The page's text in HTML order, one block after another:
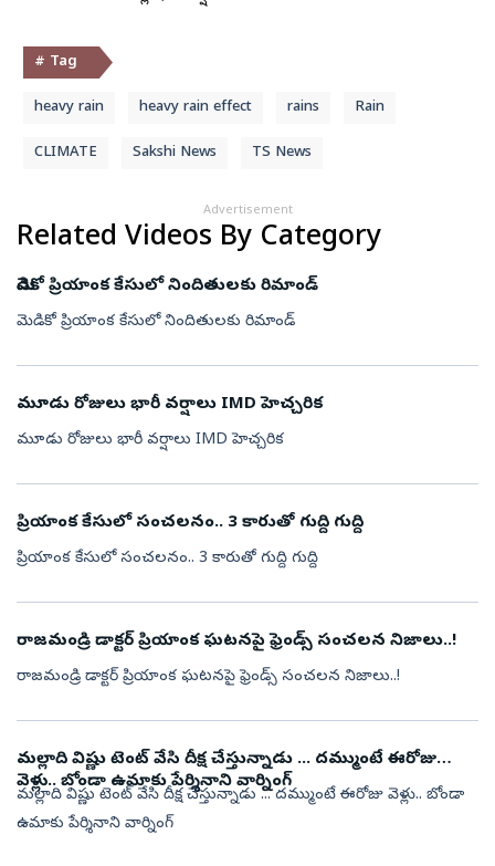
# Tag
heavy rain heavy rain effect rains Rain
CLIMATE Sakshi News TS News
Advertisement
Related Videos By Category
మెడికో ప్రియాంక కేసులో నిందితులకు రిమాండ్
మెడికో ప్రియాంక కేసులో నిందితులకు రిమాండ్
మూడు రోజులు భారీ వర్షాలు IMD హెచ్చరిక
మూడు రోజులు భారీ వర్షాలు IMD హెచ్చరిక
ప్రియాంక కేసులో సంచలనం.. 3 కారుతో గుద్ది గుద్ది
ప్రియాంక కేసులో సంచలనం.. 3 కారుతో గుద్ది గుద్ది
రాజమండ్రి డాక్టర్ ప్రియాంక ఘటనపై ఫ్రెండ్స్ సంచలన నిజాలు..!
రాజమండ్రి డాక్టర్ ప్రియాంక ఘటనపై ఫ్రెండ్స్ సంచలన నిజాలు..!
మల్లాది విష్ణు టెంట్ వేసి దీక్ష చేస్తున్నాడు ... దమ్ముంటే ఈరోజు
వెళ్లు.. బోండా ఉమాకు పేర్శినాని వార్నింగ్
మల్లాది విష్ణు టెంట్ వేసి దీక్ష చేస్తున్నాడు ... దమ్ముంటే ఈరోజు వెళ్లు.. బోండా
ఉమాకు పేర్శినాని వార్నింగ్